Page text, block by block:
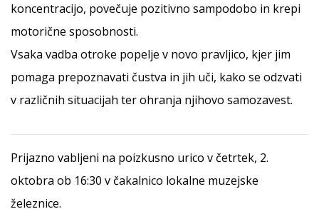
koncentracijo, povečuje pozitivno sampodobo in krepi
motorične sposobnosti.
Vsaka vadba otroke popelje v novo pravljico, kjer jim
pomaga prepoznavati čustva in jih uči, kako se odzvati
v različnih situacijah ter ohranja njihovo samozavest.
Prijazno vabljeni na poizkusno urico v četrtek, 2.
oktobra ob 16:30 v čakalnico lokalne muzejske
železnice.